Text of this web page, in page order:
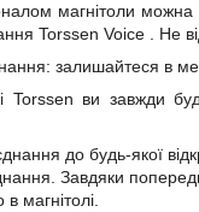
магнітоли можна
Torssen Voice
. Не
залишайтеся в
Torssen ви завжди
до будь-якої
Завдяки
магнітолі.